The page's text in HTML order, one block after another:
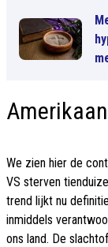
We zien hier de
VS sterven
trend lijkt nu
inmiddels
ons land. De